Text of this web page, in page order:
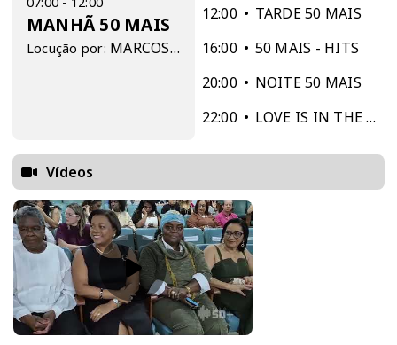
MANHÃ 50 MAIS
Locução por: MARCOS SOARES
12:00
TARDE 50 MAIS
16:00
50 MAIS - HITS
20:00
NOITE 50 MAIS
22:00
LOVE IS IN THE AIR
Vídeos